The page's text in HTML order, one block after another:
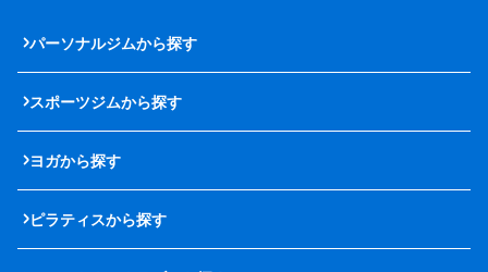
パーソナルジムから探す
スポーツジムから探す
ヨガから探す
ピラティスから探す